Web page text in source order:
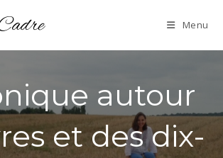
Menu
autour
et des dix-